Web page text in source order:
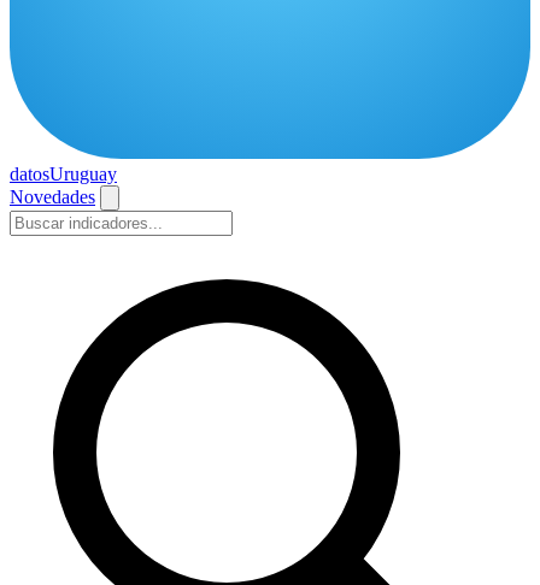
datosUruguay
Novedades